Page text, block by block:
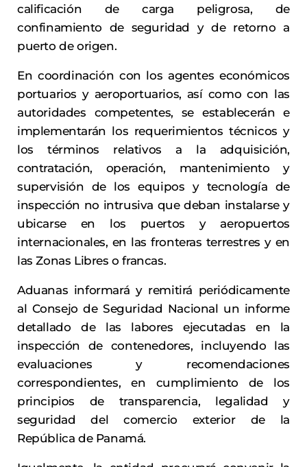
calificación de carga peligrosa, de
confinamiento de seguridad y de retorno a
puerto de origen.
En coordinación con los agentes económicos
portuarios y aeroportuarios, así como con las
autoridades competentes, se establecerán e
implementarán los requerimientos técnicos y
los términos relativos a la adquisición,
contratación, operación, mantenimiento y
supervisión de los equipos y tecnología de
inspección no intrusiva que deban instalarse y
ubicarse en los puertos y aeropuertos
internacionales, en las fronteras terrestres y en
las Zonas Libres o francas.
Aduanas informará y remitirá periódicamente
al Consejo de Seguridad Nacional un informe
detallado de las labores ejecutadas en la
inspección de contenedores, incluyendo las
evaluaciones y recomendaciones
correspondientes, en cumplimiento de los
principios de transparencia, legalidad y
seguridad del comercio exterior de la
República de Panamá.